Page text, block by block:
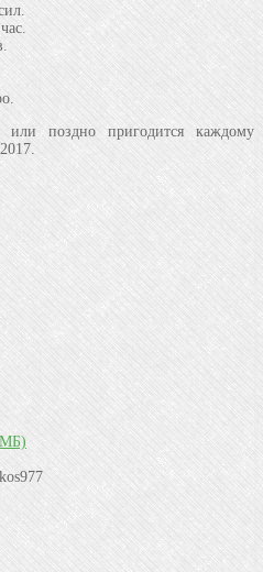
поздно пригодится каждому
МБ)